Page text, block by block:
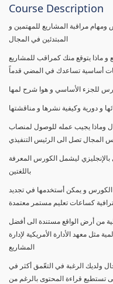
Course Description
مراقبة المشاريع للمهتمين و
المبتدئين في المجال
و ماذا يتوقع منك كمراقب للمشاريع
أساسية تساعدك في المضي قدماً
و دورية وكيفية نشرها و مناقشتها
وماذا يجيب عمله للوصول لمنصاب
المجال تصل الى الرئيس التنفيذي
ليشمل الكورس المعرفة
باللغتين
و يمكن أستخدمها في تجديد
كساعات تعليم مستمر معتمدة
من أرض الواقع مستندة الى أفضل
مثل معهد الأدارة الأمريكية لإدارة
المشاريع
ولديك الرغبة في التعّمق أكثر في
تستطيع قراءة المحتوى بالرغم من